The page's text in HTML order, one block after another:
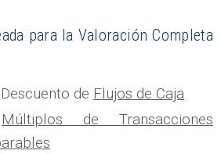
para la Valoración Completa
de Flujos de Caja
Múltiplos de Transacciones